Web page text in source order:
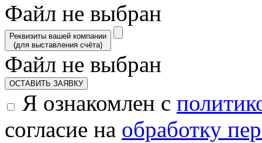
Файл не выбран
Реквизиты вашей компании
(для выставления счёта)
Файл не выбран
ОСТАВИТЬ ЗАЯВКУ
Я ознакомлен с
согласие на обработку